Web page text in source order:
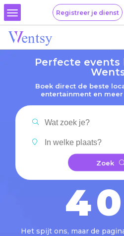
Registreer je dienst
Perfecte events
Boek direct de beste
entertainment en
Zoek
Het spijt ons, maar de